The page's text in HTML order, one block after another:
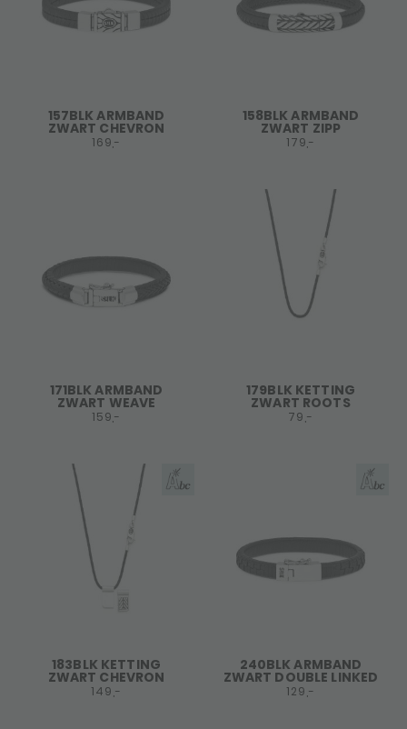
157BLK ARMBAND
ZWART CHEVRON
169,-
158BLK ARMBAND
ZWART ZIPP
179,-
171BLK ARMBAND
ZWART WEAVE
159,-
179BLK KETTING
ZWART ROOTS
79,-
183BLK KETTING
ZWART CHEVRON
149,-
240BLK ARMBAND
ZWART DOUBLE LINKED
129,-